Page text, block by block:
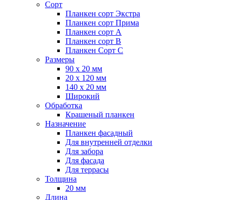
Сорт
Планкен сорт Экстра
Планкен сорт Прима
Планкен сорт А
Планкен сорт B
Планкен Сорт C
Размеры
90 х 20 мм
20 х 120 мм
140 х 20 мм
Широкий
Обработка
Крашеный планкен
Назначение
Планкен фасадный
Для внутренней отделки
Для забора
Для фасада
Для террасы
Толщина
20 мм
Длина